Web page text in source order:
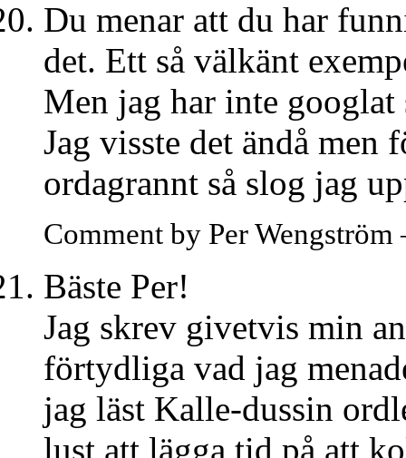
Du menar att du har
det. Ett så välkänt
Men jag har inte googlat
Jag visste det ändå men
ordagrannt så slog jag
Comment by Per
Bäste Per!
Jag skrev givetvis min
förtydliga vad jag
jag läst Kalle-dussin
lust att lägga tid på att